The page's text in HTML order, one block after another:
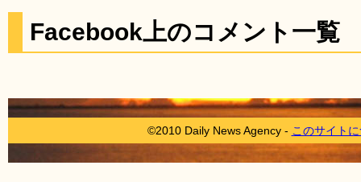
Facebook上のコメント一覧
©2010 Daily News Agency - このサイト